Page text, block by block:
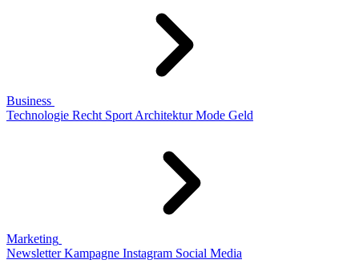
Business
Technologie Recht Sport Architektur Mode Geld
Marketing
Newsletter Kampagne Instagram Social Media